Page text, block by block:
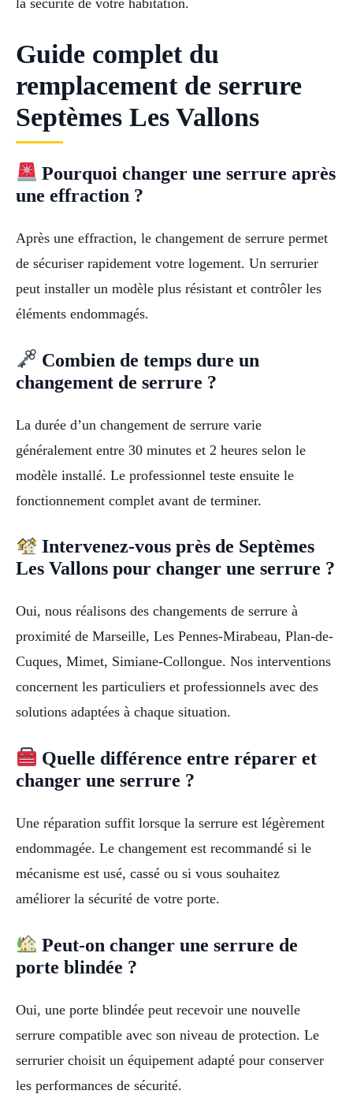
Guide complet du
remplacement de serrure
Septèmes Les Vallons
Pourquoi changer une serrure après
une effraction ?
Après une effraction, le changement de serrure permet
de sécuriser rapidement votre logement. Un serrurier
peut installer un modèle plus résistant et contrôler les
éléments endommagés.
Combien de temps dure un
changement de serrure ?
La durée d’un changement de serrure varie
généralement entre 30 minutes et 2 heures selon le
modèle installé. Le professionnel teste ensuite le
fonctionnement complet avant de terminer.
Intervenez-vous près de Septèmes
Les Vallons pour changer une serrure ?
Oui, nous réalisons des changements de serrure à
proximité de Marseille, Les Pennes-Mirabeau, Plan-de-
Cuques, Mimet, Simiane-Collongue. Nos interventions
concernent les particuliers et professionnels avec des
solutions adaptées à chaque situation.
Quelle différence entre réparer et
changer une serrure ?
Une réparation suffit lorsque la serrure est légèrement
endommagée. Le changement est recommandé si le
mécanisme est usé, cassé ou si vous souhaitez
améliorer la sécurité de votre porte.
Peut-on changer une serrure de
porte blindée ?
Oui, une porte blindée peut recevoir une nouvelle
serrure compatible avec son niveau de protection. Le
serrurier choisit un équipement adapté pour conserver
les performances de sécurité.